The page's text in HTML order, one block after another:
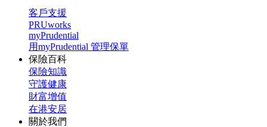
客戶支援
PRUworks
myPrudential
用myPrudential 管理保單
保險百科
保險知識
守護健康
財富增值
在港安居
關於我們